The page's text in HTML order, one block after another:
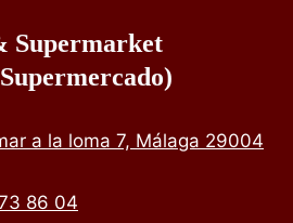
Supermarket
a la loma 7, Málaga 29004
86 04